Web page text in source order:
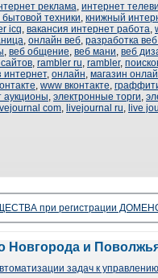
реклама, интернет
техники, книжный
icq, вакансия интернет работа,
, онлайн веб, разработка
, веб общение, веб мани, веб
, rambler ru, rambler,
интернет, онлайн, магазин
, www вконтакте,
аукционы, электронные торги,
com, livejournal ru, live
при регистрации
Новгорода и
задач к